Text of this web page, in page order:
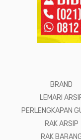
BRAND
LEMARI
PERLENGKAPAN
RAK ARSIP
RAK